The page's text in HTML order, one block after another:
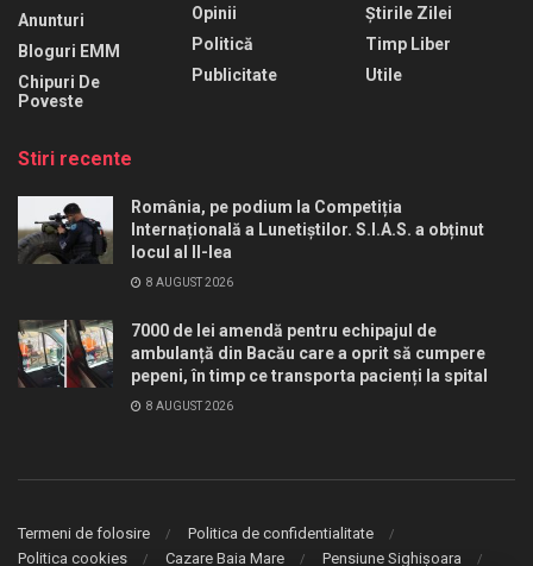
Anunturi
Bloguri EMM
Chipuri De
Poveste
Opinii
Politică
Publicitate
Știrile Zilei
Timp Liber
Utile
Stiri recente
România, pe podium la Competiția
Internațională a Lunetiștilor. S.I.A.S. a obținut
locul al II-lea
8 AUGUST 2026
7000 de lei amendă pentru echipajul de
ambulanță din Bacău care a oprit să cumpere
pepeni, în timp ce transporta pacienți la spital
8 AUGUST 2026
Termeni de folosire
Politica de confidentialitate
Politica cookies
Cazare Baia Mare Pensiune Sighișoara